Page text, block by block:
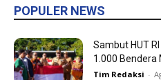
POPULER NEWS
Sambut HUT
1.000 Bendera
Tim Redaksi -